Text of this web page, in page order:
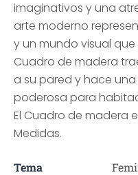
imaginativos y una
arte moderno
y un mundo visual
Cuadro de madera
a su pared y hace
poderosa para
El Cuadro de madera
Medidas.
Tema